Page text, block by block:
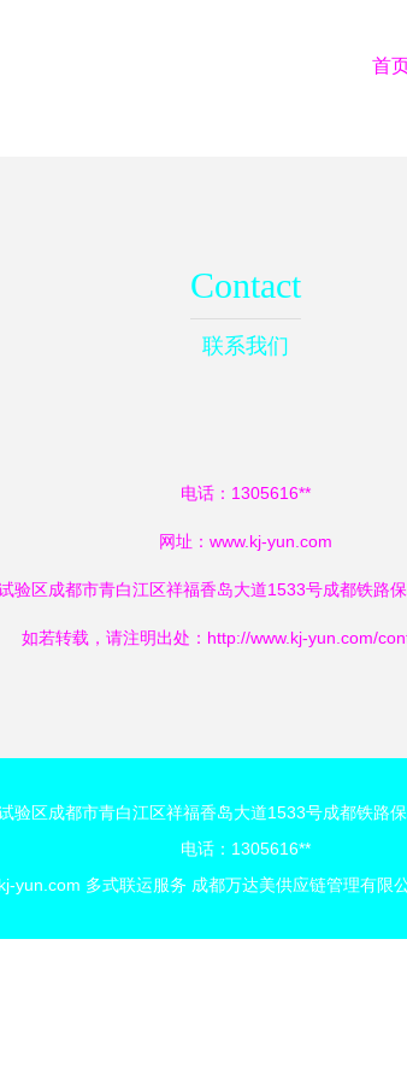
首
Contact
联系我们
电话：1305616**
网址： www.kj-yun.com
验区成都市青白江区祥福香岛大道1533号成都铁路
如若转载，请注明出处：http://www.kj-yun.com/
验区成都市青白江区祥福香岛大道1533号成都铁路
电话：1305616**
yun.com 多式联运服务 成都万达美供应链管理有限